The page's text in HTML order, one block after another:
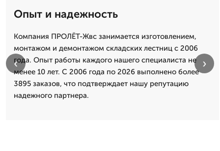
Опыт и надежность
Компания ПРОЛЁТ-Жвс занимается изготовлением,
монтажом и демонтажом складских лестниц с 2006
года. Опыт работы каждого нашего специалиста не
менее 10 лет. С 2006 года по 2026 выполнено более
3895 заказов, что подтверждает нашу репутацию
надежного партнера.
‹ ›